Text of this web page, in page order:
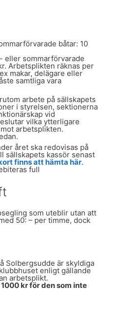
båtar: 10
eller sommarförvarade
Arbetsplikten räknas per
makar, delägare eller
samtliga vara
arbete på sällskapets
i styrelsen, sektionerna
vid
vilka ytterligare
arbetsplikten.
året ska redovisas på
sällskapets kassör senast
finns att hämta här.
full
som uteblir utan att
50: – per timme, dock
Solbergsudde är skyldiga
enligt gällande
arbetsplikt.
kr för den som inte